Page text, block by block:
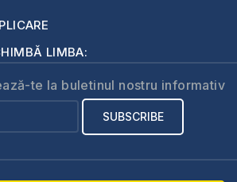
LIMBA:
te la buletinul nostru informativ